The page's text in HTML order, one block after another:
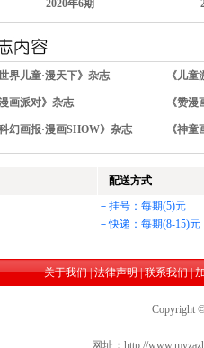
2020年6期
世界儿童·漫天下》杂志 《儿
漫画派对》杂志 《赞
科幻画报·漫画SHOW》杂志 《神